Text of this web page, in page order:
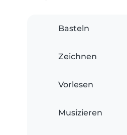
Basteln
Zeichnen
Vorlesen
Musizieren